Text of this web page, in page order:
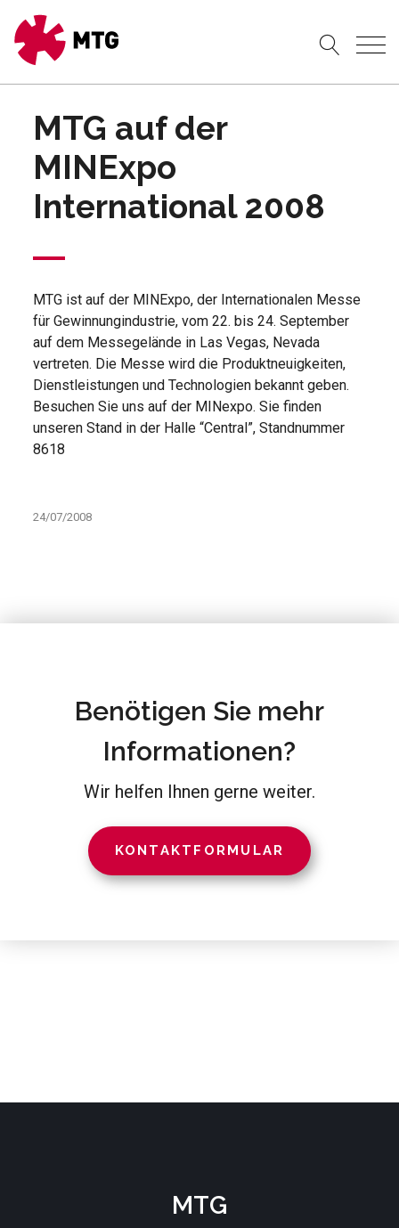
MTG auf der
MINExpo
International 2008
MTG ist auf der MINExpo, der Internationalen Messe
für Gewinnungindustrie, vom 22. bis 24. September
auf dem Messegelände in Las Vegas, Nevada
vertreten. Die Messe wird die Produktneuigkeiten,
Dienstleistungen und Technologien bekannt geben.
Besuchen Sie uns auf der MINexpo. Sie finden
unseren Stand in der Halle “Central”, Standnummer
8618
24/07/2008
Benötigen Sie mehr
Informationen?
Wir helfen Ihnen gerne weiter.
MTG